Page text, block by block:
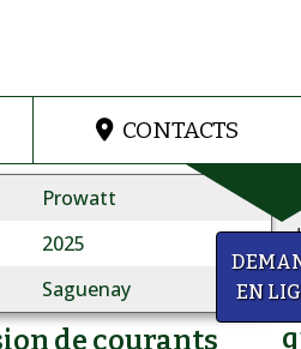
CONTACTS
Prowatt
2025
Saguenay
de courants
EN